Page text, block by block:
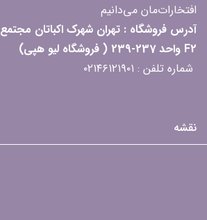
افتخارات‌مان می‌دانیم
آدرس فروشگاه : تهران شهرک اکباتان
F2 واحد 237-239 ( فروشگاه لیو هپی)
شماره تلفن : ۰۲۱۴۶۱۲۱۹۰۱
نقشه